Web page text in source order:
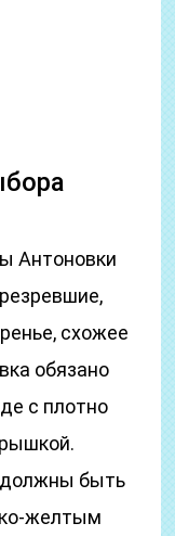
Антоновки
схожее
обязано
с плотно
должны быть
желтым